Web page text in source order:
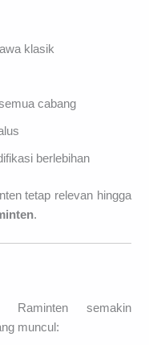
klasik
cabang
berlebihan
tetap relevan hingga
.
Raminten semakin
muncul: